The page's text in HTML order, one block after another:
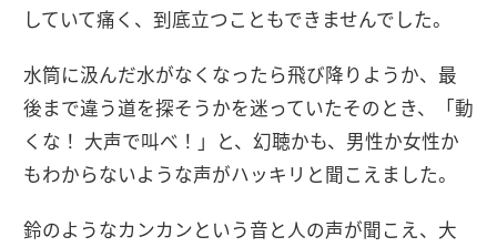
していて痛く、到底立つこともできませんでした。
水筒に汲んだ水がなくなったら飛び降りようか、最
後まで違う道を探そうかを迷っていたそのとき、「動
くな！ 大声で叫べ！」と、幻聴かも、男性か女性か
もわからないような声がハッキリと聞こえました。
鈴のようなカンカンという音と人の声が聞こえ、大